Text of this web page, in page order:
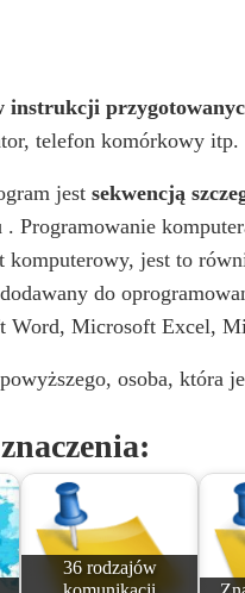
instrukcji
telefon komórkowy itp.
jestsekwencją
. Programowanie
komputerowy, jest to
do
Word, Microsoft Excel,
osoba, która
36 rodzajów